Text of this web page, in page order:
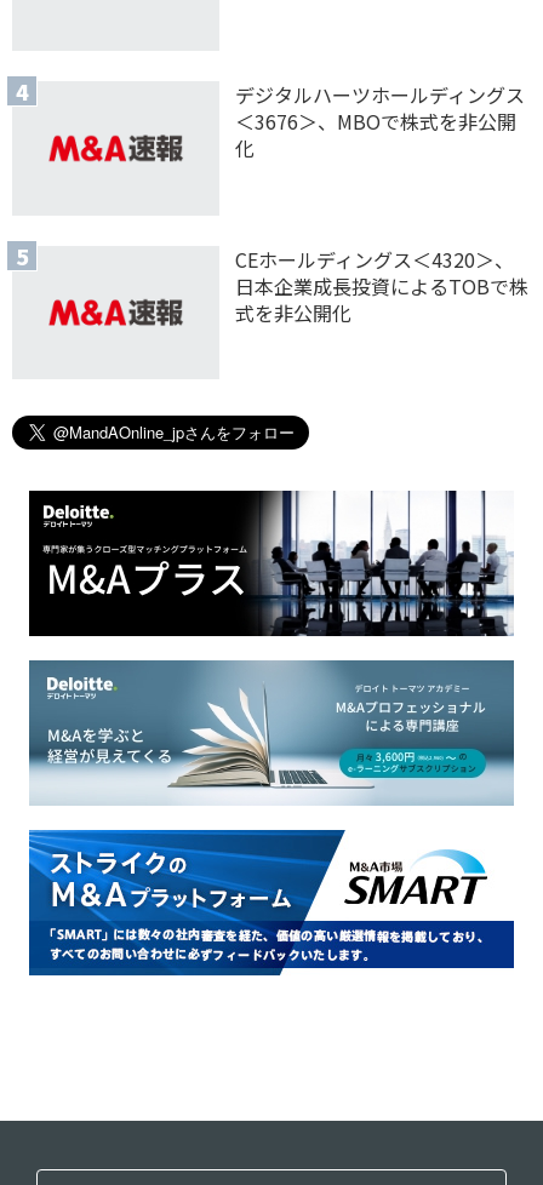
デジタルハーツホールディングス
＜3676＞、MBOで株式を非公開
化
CEホールディングス＜4320＞、
日本企業成長投資によるTOBで株
式を非公開化